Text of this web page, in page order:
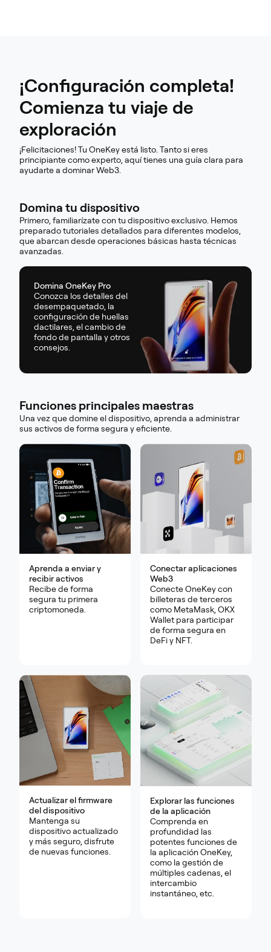
¡Configuración completa!
Comienza tu viaje de
exploración
¡Felicitaciones! Tu OneKey está listo. Tanto si eres
principiante como experto, aquí tienes una guía clara para
ayudarte a dominar Web3.
Domina tu dispositivo
Primero, familiarízate con tu dispositivo exclusivo. Hemos
preparado tutoriales detallados para diferentes modelos,
que abarcan desde operaciones básicas hasta técnicas
avanzadas.
Domina OneKey Pro
Conozca los detalles del
desempaquetado, la
configuración de huellas
dactilares, el cambio de
fondo de pantalla y otros
consejos.
Funciones principales maestras
Una vez que domine el dispositivo, aprenda a administrar
sus activos de forma segura y eficiente.
Aprenda a enviar y
recibir activos
Recibe de forma
segura tu primera
criptomoneda.
Conectar aplicaciones
Web3
Conecte OneKey con
billeteras de terceros
como MetaMask, OKX
Wallet para participar
de forma segura en
DeFi y NFT.
Actualizar el firmware
del dispositivo
Mantenga su
dispositivo actualizado
y más seguro, disfrute
de nuevas funciones.
Explorar las funciones
de la aplicación
Comprenda en
profundidad las
potentes funciones de
la aplicación OneKey,
como la gestión de
múltiples cadenas, el
intercambio
instantáneo, etc.